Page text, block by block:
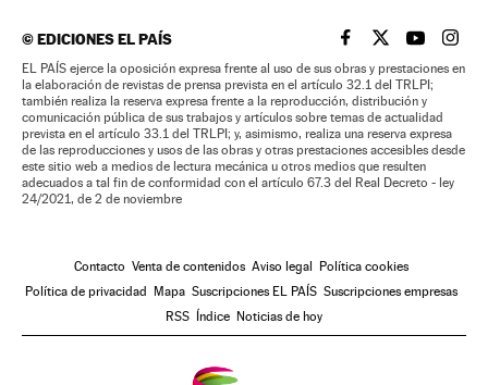
©EDICIONES EL PAÍS EL PAÍS BRASIL EN
EL PAÍSEL PAÍS
EL
EL PAÍS ejerce la oposición expresa frente al uso de sus obras y prestaciones en
la elaboración de revistas de prensa prevista en el artículo 32.1 del TRLPI;
también realiza la reserva expresa frente a la reproducción, distribución y
comunicación pública de sus trabajos y artículos sobre temas de actualidad
prevista en el artículo 33.1 del TRLPI; y, asimismo, realiza una reserva expresa
de las reproducciones y usos de las obras y otras prestaciones accesibles desde
este sitio web a medios de lectura mecánica u otros medios que resulten
adecuados a tal fin de conformidad con el artículo 67.3 del Real Decreto - ley
24/2021, de 2 de noviembre
Contacto Venta de contenidos Aviso legal
Política cookies
Política de privacidad
Mapa Suscripciones EL PAÍS Suscripciones empresas
RSS
Índice Noticias de hoy